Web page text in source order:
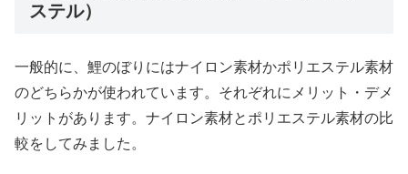
ステル）
一般的に、鯉のぼりにはナイロン素材かポリエステル素材
のどちらかが使われています。それぞれにメリット・デメ
リットがあります。ナイロン素材とポリエステル素材の比
較をしてみました。